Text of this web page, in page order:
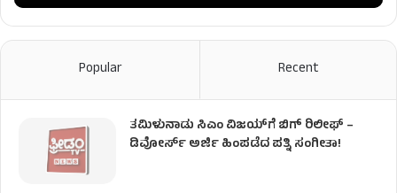
Popular Recent
ತಮಿಳುನಾಡು ಸಿಎಂ ವಿಜಯ್‌ಗೆ ಬಿಗ್ ರಿಲೀಫ್ –
ಡಿವೋರ್ಸ್ ಅರ್ಜಿ ಹಿಂಪಡೆದ ಪತ್ನಿ ಸಂಗೀತಾ!